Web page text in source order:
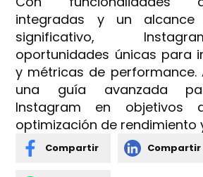
integradas y un alcance
significativo,
oportunidades únicas para
y métricas de performance.
una guía avanzada
Instagram en objetivos
optimización de rendimiento
Compartir Compartir